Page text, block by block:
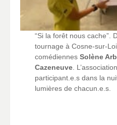
“Si la forêt nous cache”.
tournage à Cosne-sur-
comédiennesSolène
Cazeneuve .
participant.e.s dans la
lumières de chacun.e.s.